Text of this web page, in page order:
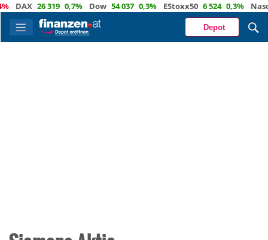
DAX 26 319 0,7% Dow 54 037 0,3% EStoxx50 6 524 0,3% Nasdaq
Depot